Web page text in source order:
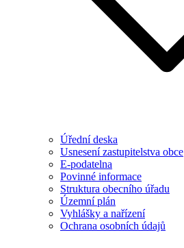
Úřední deska
Usnesení zastupitelstva obce
E-podatelna
Povinné informace
Struktura obecního úřadu
Územní plán
Vyhlášky a nařízení
Ochrana osobních údajů